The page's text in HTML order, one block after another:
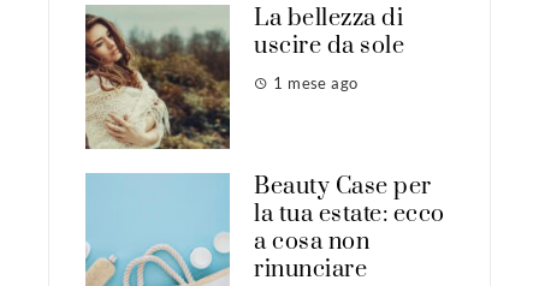
La bellezza di
uscire da sole
1 mese ago
Beauty Case per
la tua estate: ecco
a cosa non
rinunciare